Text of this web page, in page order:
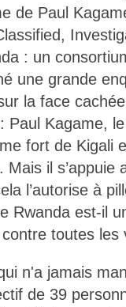
de Paul
: un
une grande
la face
Paul Kagame,
fort de Kigali
il s’appuie
l’autorise à
Rwanda est-il
toutes les
n'a jamais
de 39